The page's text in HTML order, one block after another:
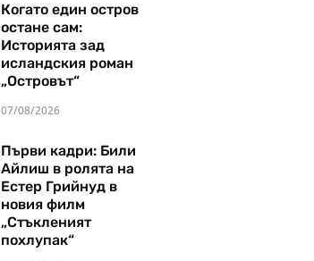
Когато един остров
остане сам:
Историята зад
исландския роман
„Островът“
07/08/2026
Първи кадри: Били
Айлиш в ролята на
Естер Грийнуд в
новия филм
„Стъкленият
похлупак“